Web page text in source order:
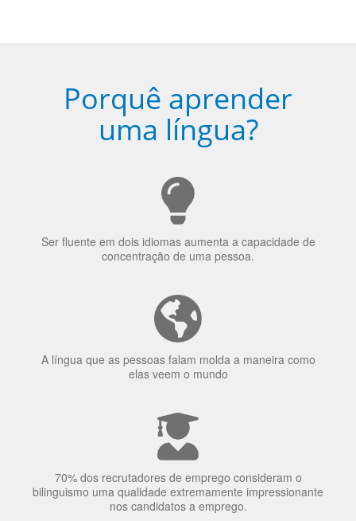
Porquê aprender
uma língua?
Ser fluente em dois idiomas aumenta a capacidade de
concentração de uma pessoa.
A língua que as pessoas falam molda a maneira como
elas veem o mundo
70% dos recrutadores de emprego consideram o
bilinguismo uma qualidade extremamente impressionante
nos candidatos a emprego.